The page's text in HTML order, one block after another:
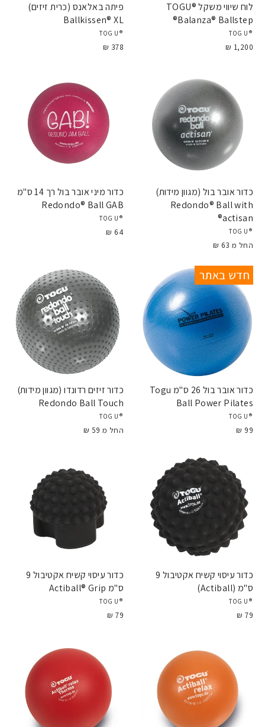
לוח שיווי משקל TOGU®
Balanza® Ballstep®
®TOGU
1,200 ₪
פיתה באלאנס (כרית זיזים)
Ballkissen® XL
®TOGU
378 ₪
כדור אובר בול (מגוון מידות)
Redondo® Ball with
actisan®
®TOGU
החל מ 63 ₪
כדור מיני אובר בול רך 14 ס"מ
Redondo® Ball GAB
®TOGU
64 ₪
חדש באתר
כדור אובר בול 26 ס"מ Togu
Ball Power Pilates
®TOGU
99 ₪
כדור זיזים רדונדו (מגוון מידות)
Redondo Ball Touch
®TOGU
החל מ 59 ₪
כדור עיסוי קשיח אקטיבול 9
ס"מ (Actiball)
®TOGU
79 ₪
כדור עיסוי קשיח אקטיבול 9
ס"מ Actiball® Grip
®TOGU
79 ₪